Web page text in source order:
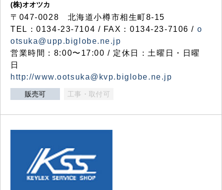
(株)オオツカ
〒047-0028 北海道小樽市相生町8-15
TEL：0134-23-7104 / FAX：0134-23-7106 / o
otsuka@upp.biglobe.ne.jp
営業時間：8:00〜17:00 / 定休日：土曜日・日曜
日
http://www.ootsuka@kvp.biglobe.ne.jp
販売可 工事・取付可